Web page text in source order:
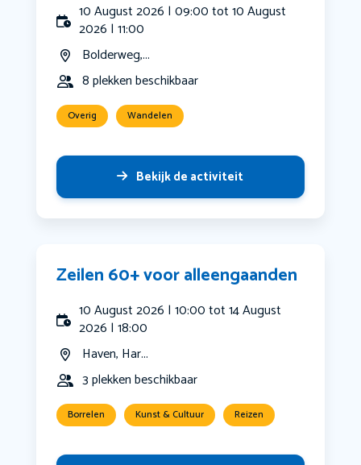
10 August 2026 | 09:00 tot 10 August
2026 | 11:00
Bolderweg,...
8 plekken beschikbaar
Overig Wandelen
Bekijk de activiteit
Zeilen 60+ voor alleengaanden
10 August 2026 | 10:00 tot 14 August
2026 | 18:00
Haven, Har...
3 plekken beschikbaar
Borrelen Kunst & Cultuur Reizen